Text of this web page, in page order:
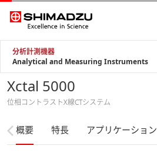
分析計測機器
Analytical and Measuring Instruments
Xctal 5000
位相コントラストX線CTシステム
概要 特長 アプリケーション